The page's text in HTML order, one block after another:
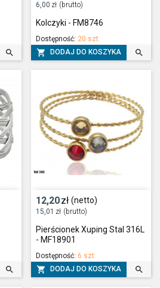

6,00 zł (brutto)
Kolczyki - FM8746
Dostępność: 20 szt.
 DODAJ DO KOSZYKA 

12,20zł (netto)
15,01 zł (brutto)
Pierścionek Xuping Stal 316L
- MF18901
Dostępność: 6 szt.
 DODAJ DO KOSZYKA 